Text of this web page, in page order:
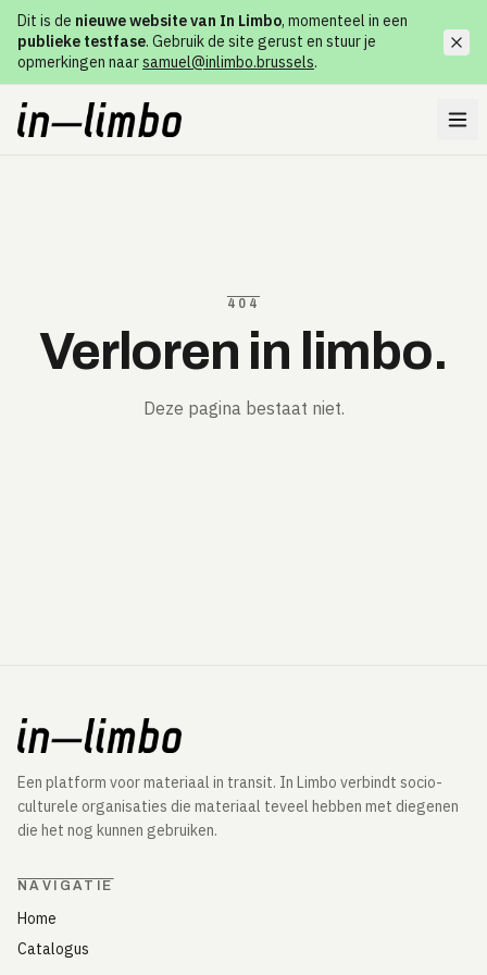
Dit is de nieuwe website van In Limbo, momenteel in een
publieke testfase. Gebruik de site gerust en stuur je
opmerkingen naarsamuel@inlimbo.brussels.
404
Verloren in limbo.
Deze pagina bestaat niet.
Een platform voor materiaal in transit. In Limbo verbindt socio-
culturele organisaties die materiaal teveel hebben met diegenen
die het nog kunnen gebruiken.
NAVIGATIE
Home
Catalogus